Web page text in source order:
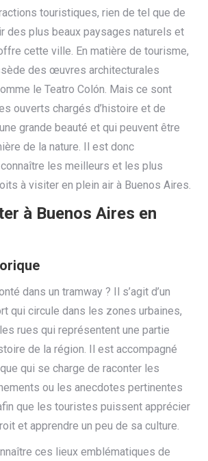
touristiques, rien de tel que de
des plus beaux paysages naturels et
cette ville. En matière de tourisme,
des œuvres architecturales
le Teatro Colón. Mais ce sont
ouverts chargés d’histoire et de
grande beauté et qui peuvent être
de la nature. Il est donc
les meilleurs et les plus
à visiter en plein air à Buenos Aires.
à Buenos Aires en
dans un tramway ? Il s’agit d’un
qui circule dans les zones urbaines,
rues qui représentent une partie
de la région. Il est accompagné
qui se charge de raconter les
ou les anecdotes pertinentes
que les touristes puissent apprécier
et apprendre un peu de sa culture.
ces lieux emblématiques de